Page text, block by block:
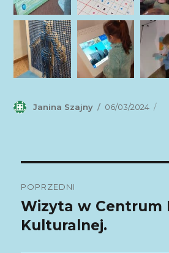
Autor
Janina Szajny
Data
06/03/2024
wpisu
POPRZEDNI
Poprzedni
wpis:
Wizyta w Centrum
Kulturalnej.